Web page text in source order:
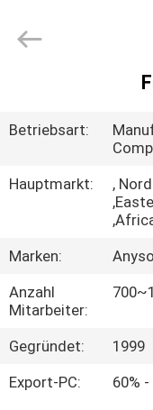
PRODUKTE
FABRIK-
Ltd..
Betriebsart:
Hauptmarkt:
,
Marken:
Anzahl
Mitarbeiter:
Gegründet:
1999
Export-PC:
60% -